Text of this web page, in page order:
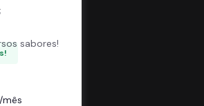
sabores!
/mês